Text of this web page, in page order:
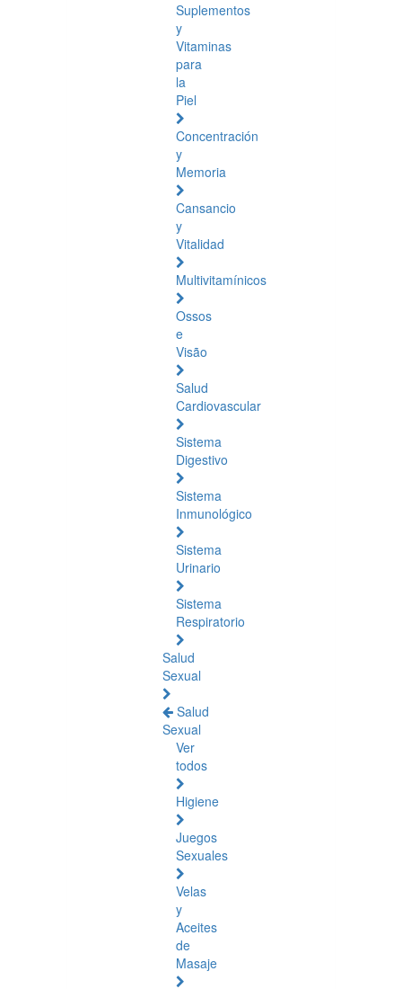
Suplementos
y
Vitaminas
para
la
Piel
Concentración
y
Memoria
Cansancio
y
Vitalidad
Multivitamínicos
Ossos
e
Visão
Salud
Cardiovascular
Sistema
Digestivo
Sistema
Inmunológico
Sistema
Urinario
Sistema
Respiratorio
Salud
Sexual
Salud
Sexual
Ver
todos
Higiene
Juegos
Sexuales
Velas
y
Aceites
de
Masaje